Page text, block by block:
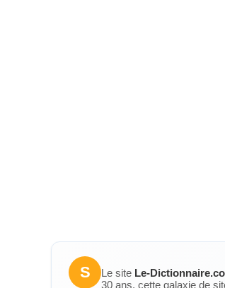
S Le site Le-
30 ans, cette galaxie de